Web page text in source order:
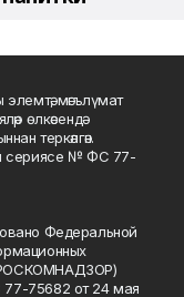
мәгълүмат
өлкәсендә
теркәлгән.
сериясе № ФС 77-
Федеральной
75682 от 24 мая